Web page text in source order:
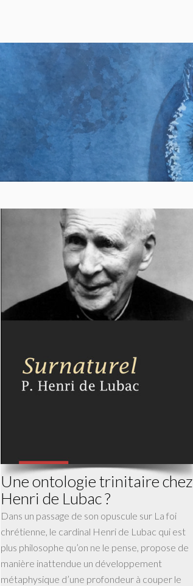
Une ontologie trinitaire chez
Henri de Lubac ?
Dans un passage de son opuscule sur La foi
chrétienne, le cardinal Henri de Lubac qui est
plus philosophe qu’on ne le pense, propose de
manière inattendue un développement
métaphysique d’une profondeur à couper le